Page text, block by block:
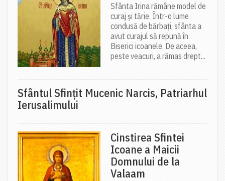
Sfânta Irina rămâne model de
curaj și tărie. Într-o lume
condusă de bărbați, sfânta a
avut curajul să repună în
Biserici icoanele. De aceea,
peste veacuri, a rămas drept...
Sfântul Sfinţit Mucenic Narcis, Patriarhul
Ierusalimului
Cinstirea Sfintei
Icoane a Maicii
Domnului de la
Valaam